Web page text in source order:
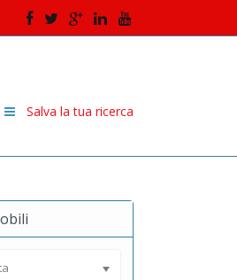
Salva la tua ricerca